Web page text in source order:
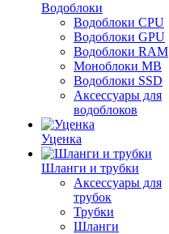
Водоблоки
Водоблоки CPU
Водоблоки GPU
Водоблоки RAM
Моноблоки MB
Водоблоки SSD
Аксессуары для
водоблоков
Уценка
Шланги и трубки
Аксессуары для
трубок
Трубки
Шланги